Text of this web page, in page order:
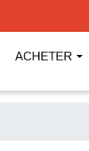
ACHETER